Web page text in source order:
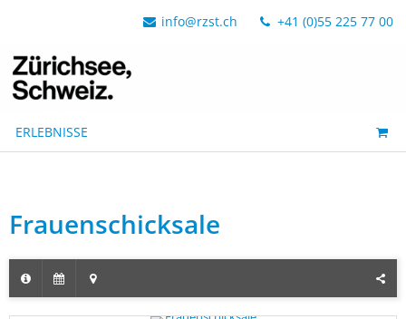
info@rzst.ch +41 (0)55 225 77 00
ERLEBNISSE
Frauenschicksale